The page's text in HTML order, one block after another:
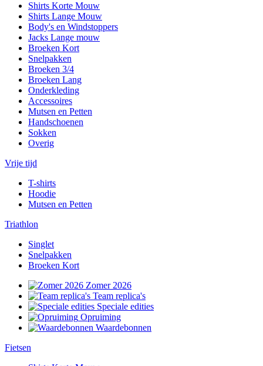
Shirts Korte Mouw
Shirts Lange Mouw
Body's en Windstoppers
Jacks Lange mouw
Broeken Kort
Snelpakken
Broeken 3/4
Broeken Lang
Onderkleding
Accessoires
Mutsen en Petten
Handschoenen
Sokken
Overig
Vrije tijd
T-shirts
Hoodie
Mutsen en Petten
Triathlon
Singlet
Snelpakken
Broeken Kort
Zomer 2026
Team replica's
Speciale edities
Opruiming
Waardebonnen
Fietsen